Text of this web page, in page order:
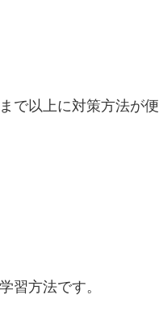
で以上に対策方法が便
習方法です。